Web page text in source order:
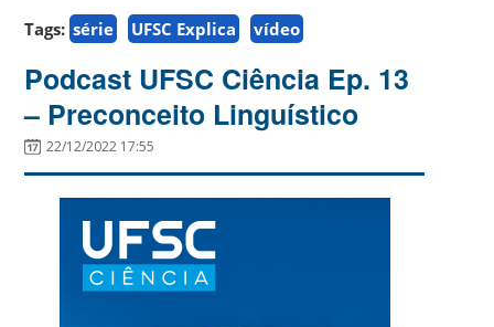
Tags: série UFSC Explica vídeo
Podcast UFSC Ciência Ep. 13
– Preconceito Linguístico
22/12/2022 17:55